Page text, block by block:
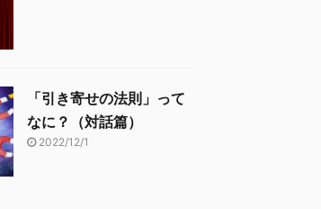
「引き寄せの法則」って
なに？（対話篇）
2022/12/1